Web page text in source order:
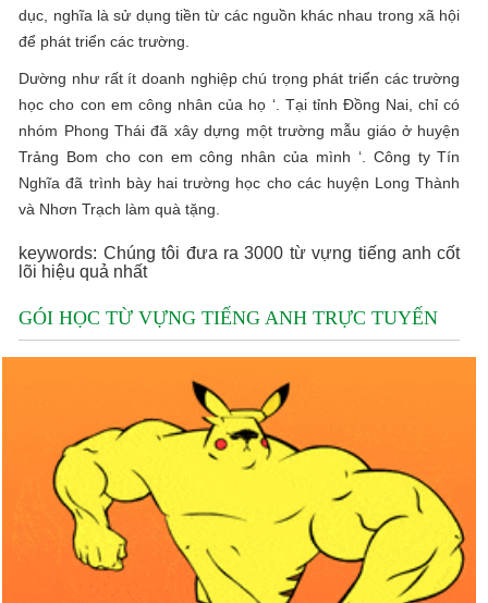
dục, nghĩa là sử dụng tiền từ các nguồn khác nhau trong xã hội
để phát triển các trường.
Dường như rất ít doanh nghiệp chú trọng phát triển các trường
học cho con em công nhân của họ ‘. Tại tỉnh Đồng Nai, chỉ có
nhóm Phong Thái đã xây dựng một trường mẫu giáo ở huyện
Trảng Bom cho con em công nhân của mình ‘. Công ty Tín
Nghĩa đã trình bày hai trường học cho các huyện Long Thành
và Nhơn Trạch làm quà tặng.
keywords: Chúng tôi đưa ra 3000 từ vựng tiếng anh cốt
lõi hiệu quả nhất
GÓI HỌC TỪ VỰNG TIẾNG ANH TRỰC TUYẾN